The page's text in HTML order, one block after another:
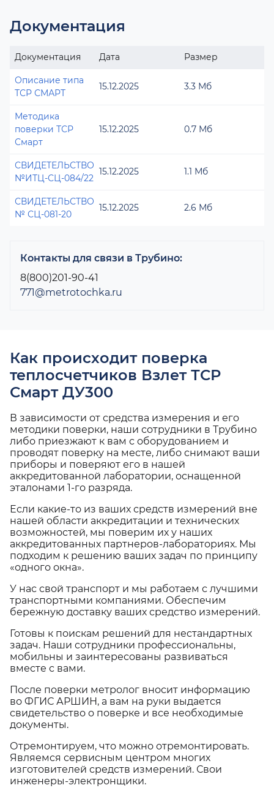
Документация
Документация Дата Размер
Описание типа
ТСР СМАРТ
15.12.2025 3.3 Мб
Методика
поверки ТСР
Смарт
15.12.2025 0.7 Мб
СВИДЕТЕЛЬСТВО
№ИТЦ-СЦ-084/22
15.12.2025 1.1 Мб
СВИДЕТЕЛЬСТВО
№ СЦ-081-20
15.12.2025 2.6 Мб
Контакты для связи в Трубино:
8(800)201-90-41
771@metrotochka.ru
Как происходит поверка
теплосчетчиков Взлет ТСР
Смарт ДУ300
В зависимости от средства измерения и его
методики поверки, наши сотрудники в Трубино
либо приезжают к вам с оборудованием и
проводят поверку на месте, либо снимают ваши
приборы и поверяют его в нашей
аккредитованной лаборатории, оснащенной
эталонами 1-го разряда.
Если какие-то из ваших средств измерений вне
нашей области аккредитации и технических
возможностей, мы поверим их у наших
аккредитованных партнеров-лабораториях. Мы
подходим к решению ваших задач по принципу
«одного окна».
У нас свой транспорт и мы работаем с лучшими
транспортными компаниями. Обеспечим
бережную доставку ваших средство измерений.
Готовы к поискам решений для нестандартных
задач. Наши сотрудники профессиональны,
мобильны и заинтересованы развиваться
вместе с вами.
После поверки метролог вносит информацию
во ФГИС АРШИН, а вам на руки выдается
свидетельство о поверке и все необходимые
документы.
Отремонтируем, что можно отремонтировать.
Являемся сервисным центром многих
изготовителей средств измерений. Свои
инженеры-электронщики.